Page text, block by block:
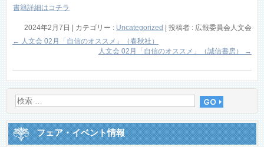
書籍詳細はコチラ
2024年2月7日 カテゴリー : Uncategorized
投稿者 : 広報委員会人文会
← 人文会 02月「自信のオススメ」（春秋社）
人文会 02月「自信のオススメ」（誠信書房）
→
フェア・イベント情報